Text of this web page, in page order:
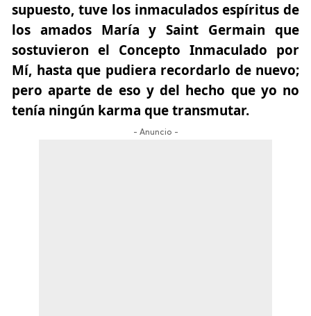
supuesto, tuve los inmaculados espíritus de
los amados María y Saint Germain que
sostuvieron el Concepto Inmaculado por
Mí, hasta que pudiera recordarlo de nuevo;
pero aparte de eso y del hecho que yo no
tenía ningún karma que transmutar.
- Anuncio -